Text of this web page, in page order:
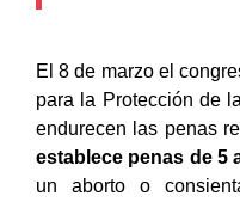
El 8 de marzo el
para la Protección de
endurecen las penas
establece penas de 5
un aborto o